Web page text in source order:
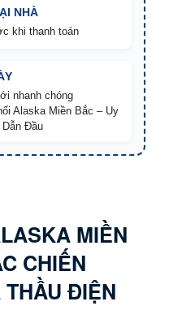
NHÀ
khi thanh toán
nhanh chóng
Alaska Miền Bắc – Uy
Đầu
MIỀN
CHIẾN
ĐIỆN